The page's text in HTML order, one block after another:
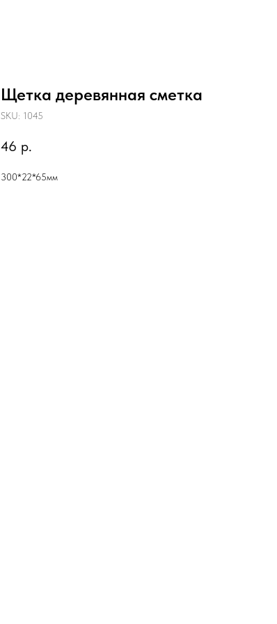
Щетка деревянная сметка
SKU: 1045
46 р.
300*22*65мм